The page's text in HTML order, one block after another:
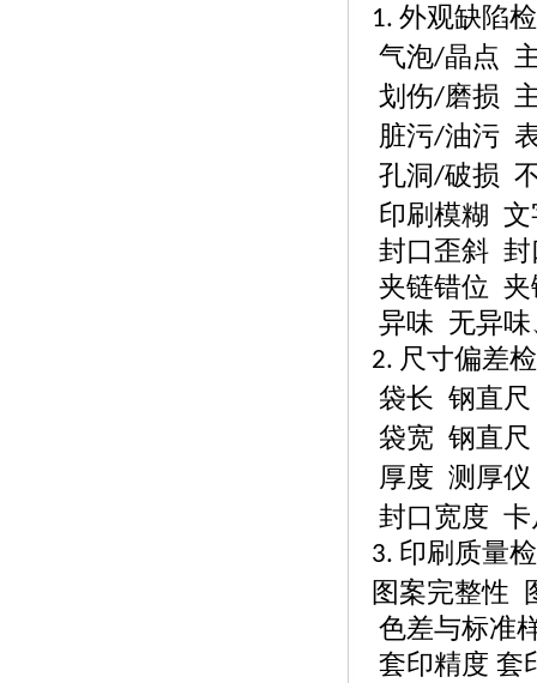
1. 外观缺陷
气泡/晶点
划伤/磨损
脏污/油污
孔洞/破损
印刷模糊 文
封口歪斜 封
夹链错位 夹
异味 无异
2. 尺寸偏差
袋长 钢直尺
袋宽 钢直尺
厚度 测厚仪
封口宽度 卡
3. 印刷质量
图案完整性
色差与标准
套印精度 套